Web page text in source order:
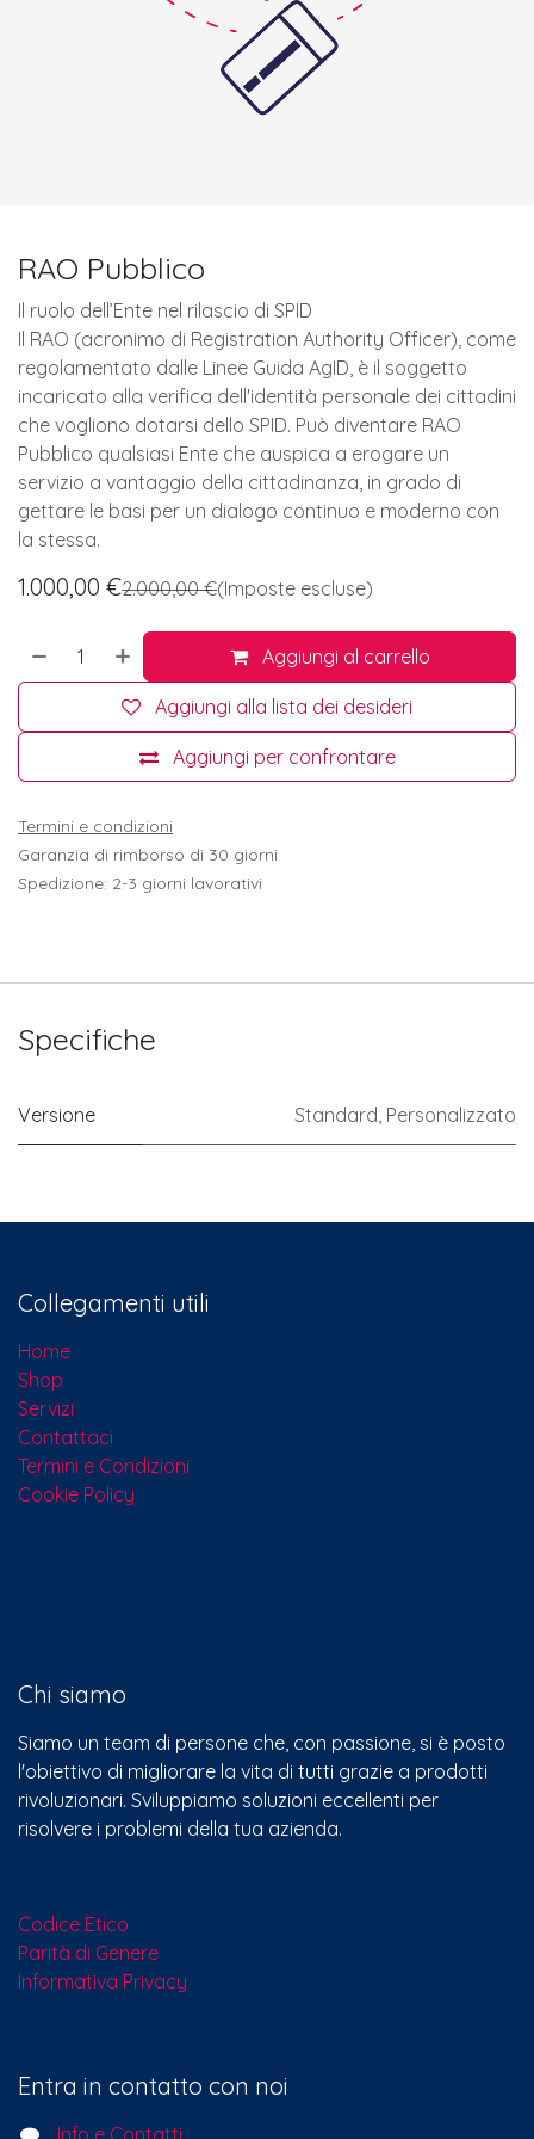
RAO Pubblico
Il ruolo dell’Ente nel rilascio di SPID
Il RAO​ (acronimo di Registration Authority Officer), come
regolamentato dalle Linee Guida AgID, è il soggetto
incaricato alla verifica dell'identità personale dei cittadini
che vogliono dotarsi dello SPID. Può diventare RAO
Pubblico qualsiasi Ente che auspica a erogare un
servizio a vantaggio della cittadinanza, in grado di
gettare le basi per un dialogo continuo e moderno con
la stessa.
1.000,00 €2.000,00€(Imposte escluse)
Aggiungi al carrello
Aggiungi per confrontare
Aggiungi alla lista dei desideri
Termini e condizioni
Garanzia di rimborso di 30 giorni
Spedizione: 2-3 giorni lavorativi
Specifiche
Versione Standard, Personalizzato
Collegamenti utili
Home
Shop
Servizi
Contattaci​
Termini e Condizioni
Cookie Policy
Chi siamo
Siamo un team di persone che, con passione, si è posto
l'obiettivo di migliorare la vita di tutti grazie a prodotti
rivoluzionari. Sviluppiamo soluzioni eccellenti per
risolvere i problemi della tua azienda.
Codice Etico
Parità di Genere
Informativa Privacy
Entra in contatto con noi
Info e Contatti